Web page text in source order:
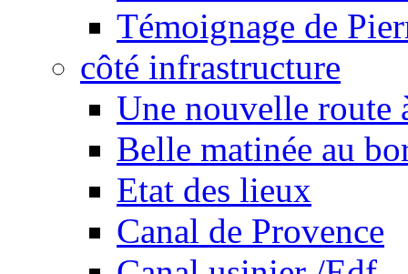
Témoignage de
côté infrastructure
Une nouvelle route
Belle matinée au
Etat des lieux
Canal de Provence